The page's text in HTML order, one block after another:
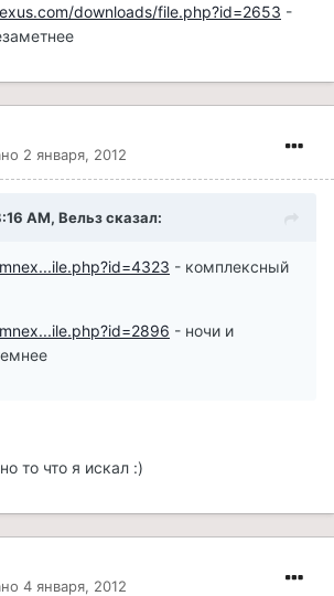
downloads/file.php?id=2653 -
2 января, 2012
AM, Вельз сказал:
- комплексный
- ночи и
то что я искал :)
4 января, 2012